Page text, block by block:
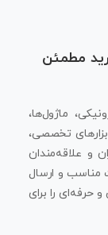
مطمئن
ماژول‌ها،
تخصصی،
و علاقه‌مندان
مناسب و ارسال
حرفه‌ای را برای